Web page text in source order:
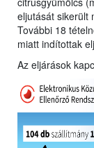
eljutását sikerült
További 18
miatt indítottak
Az eljárások